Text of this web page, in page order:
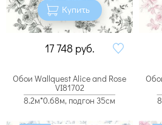
Купить
17 748 руб.
Обои Wallquest Alice and Rose
VI81702
8.2м*0.68м, подгон 35см